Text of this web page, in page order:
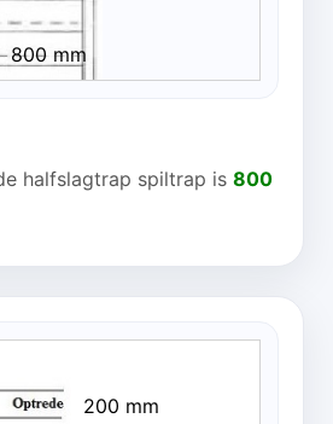
800 mm
halfslagtrap spiltrap is 800
200 mm